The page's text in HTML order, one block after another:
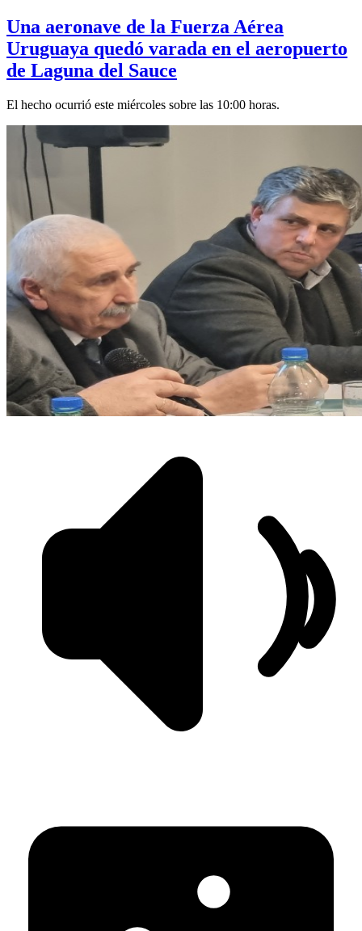
Una aeronave de la Fuerza Aérea
Uruguaya quedó varada en el aeropuerto
de Laguna del Sauce
El hecho ocurrió este miércoles sobre las 10:00 horas.